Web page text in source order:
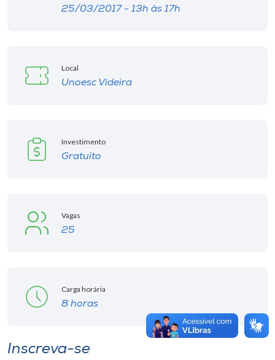
25/03/2017 - 13h às 17h
Local
Unoesc Videira
Investimento
Gratuito
Vagas
25
Carga horária
8 horas
Inscreva-se